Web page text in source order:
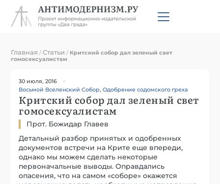
Главная /Статьи / Критский собор дал зеленый свет
гомосексуалистам
30 июля, 2016
Восьмой Вселенский Собор,Одобрение содомского греха
Критский собор дал зеленый свет
гомосексуалистам
Прот. Божидар Главев
Детальный разбор принятых и одобренных
документов встречи на Крите еще впереди,
однако мы можем сделать некоторые
первоначальные выводы. Оправдались
опасения, что на самом «соборе» окажется